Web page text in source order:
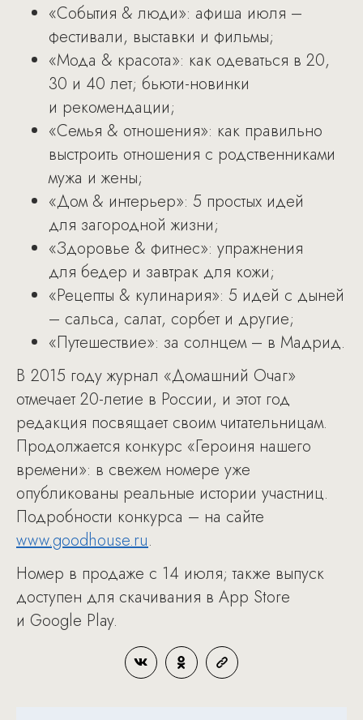
«События & люди»: афиша июля –
фестивали, выставки и фильмы;
«Мода & красота»: как одеваться в 20,
30 и 40 лет; бьюти-новинки
и рекомендации;
«Семья & отношения»: как правильно
выстроить отношения с родственниками
мужа и жены;
«Дом & интерьер»: 5 простых идей
для загородной жизни;
«Здоровье & фитнес»: упражнения
для бедер и завтрак для кожи;
«Рецепты & кулинария»: 5 идей с дыней
– сальса, салат, сорбет и другие;
«Путешествие»: за солнцем – в Мадрид.
В 2015 году журнал «Домашний Очаг»
отмечает 20-летие в России, и этот год
редакция посвящает своим читательницам.
Продолжается конкурс «Героиня нашего
времени»: в свежем номере уже
опубликованы реальные истории участниц.
Подробности конкурса – на сайте
www.goodhouse.ru.
Номер в продаже с 14 июля; также выпуск
доступен для скачивания в App Store
и Google Play.